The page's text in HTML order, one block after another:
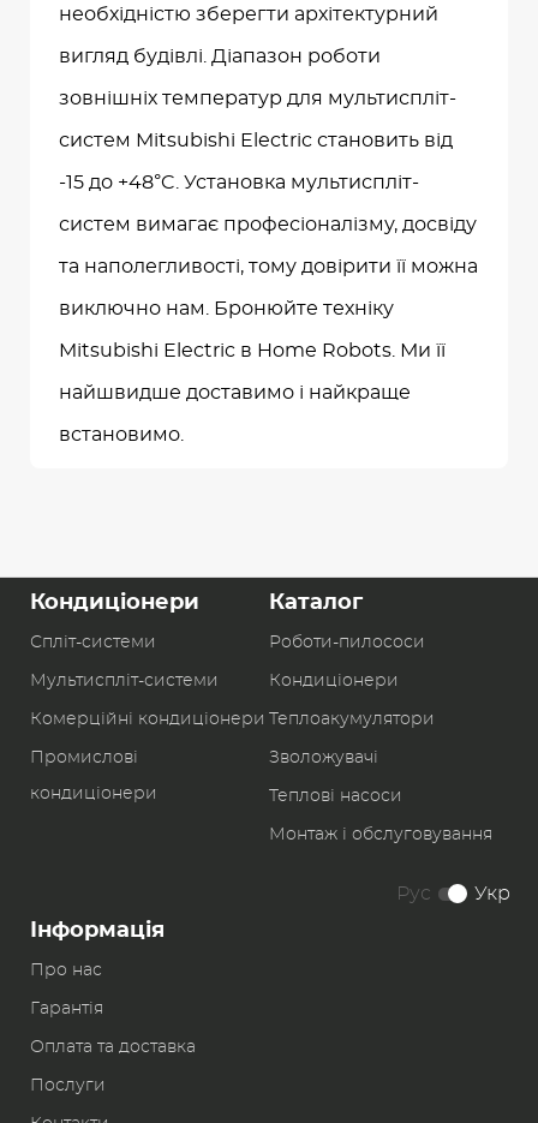
необхідністю зберегти архітектурний
вигляд будівлі. Діапазон роботи
зовнішніх температур для мультиспліт-
систем Mitsubishi Electric становить від
-15 до +48°C. Установка мультиспліт-
систем вимагає професіоналізму, досвіду
та наполегливості, тому довірити її можна
виключно нам. Бронюйте техніку
Mitsubishi Electric в Home Robots. Ми її
найшвидше доставимо і найкраще
встановимо.
Кондиціонери
Спліт-системи
Мультиспліт-системи
Комерційні кондиціонери
Промислові
кондиціонери
Каталог
Роботи-пилоcоси
Кондиціонери
Теплоакумулятори
Зволожувачі
Теплові насоси
Монтаж і обслуговування
Інформація
Про нас
Гарантія
Оплата та доставка
Послуги
Рус Укр